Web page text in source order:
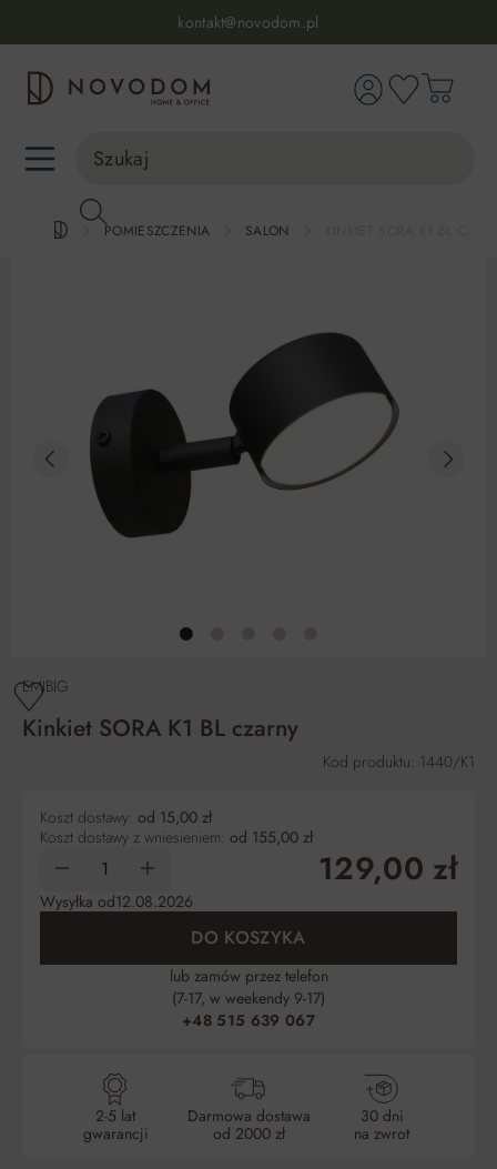
kontakt@novodom.pl
Dostawa z wniesieniem
30 dni na zwrot lub wymianę
98% zadowolonych klientów
POMIESZCZENIA SALON
EMIBIG
Kinkiet SORA K1 BL czarny
Kod produktu: 1440/K1
Koszt dostawy: od 15,00 zł
Koszt dostawy z wniesieniem: od 155,00 zł
129,00 zł
Wysyłka od12.08.2026
DO KOSZYKA
lub zamów przez telefon
(7-17, w weekendy 9-17)
+48 515 639 067
2-5 lat
gwarancji
Darmowa dostawa
od 2000 zł
30 dni
na zwrot